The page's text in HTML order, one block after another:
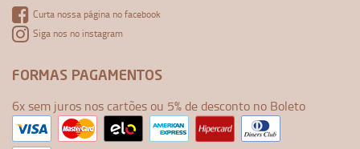
Curta nossa página no facebook
Siga nos no instagram
FORMAS PAGAMENTOS
6x sem juros nos cartões ou 5% de desconto no Boleto